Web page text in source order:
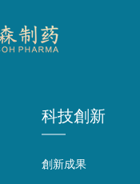
科技創新
創新成果